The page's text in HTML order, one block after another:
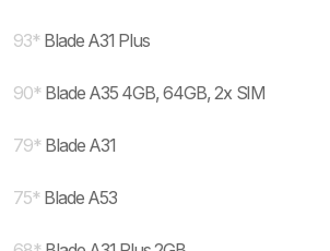
93* Blade A31 Plus
90* Blade A35 4GB, 64GB, 2x SIM
79* Blade A31
75* Blade A53